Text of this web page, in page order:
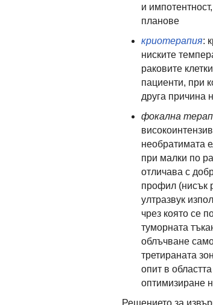
и
планове
криотерапия:
ниските
раковите
пациенти, при
друга причина
фокална
необратимата
при малки по
отличава с
профил (нисък
ултразвук
чрез която се
туморната
облъчване
третираната
опит в
оптимизиране
Решението за